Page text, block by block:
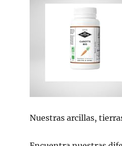
Nuestras arcillas,